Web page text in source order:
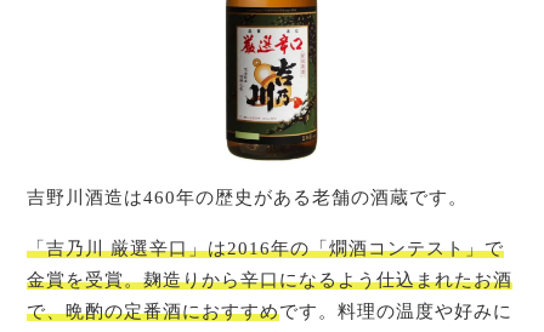
吉野川酒造は460年の歴史がある老舗の酒蔵です。
「吉乃川 厳選辛口」は2016年の「燗酒コンテスト」で
金賞を受賞。麹造りから辛口になるよう仕込まれたお酒
で、晩酌の定番酒におすすめです。料理の温度や好みに